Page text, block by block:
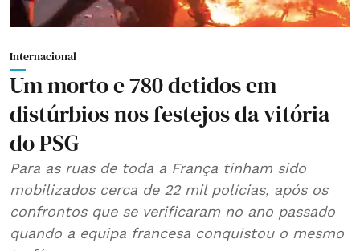
Internacional
Um morto e 780 detidos em
distúrbios nos festejos da vitória
do PSG
Para as ruas de toda a França tinham sido
mobilizados cerca de 22 mil polícias, após os
confrontos que se verificaram no ano passado
quando a equipa francesa conquistou o mesmo